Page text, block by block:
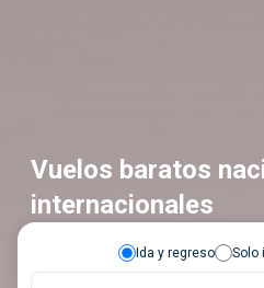
Vuelos baratos
internacionales
Ida y regreso Solo